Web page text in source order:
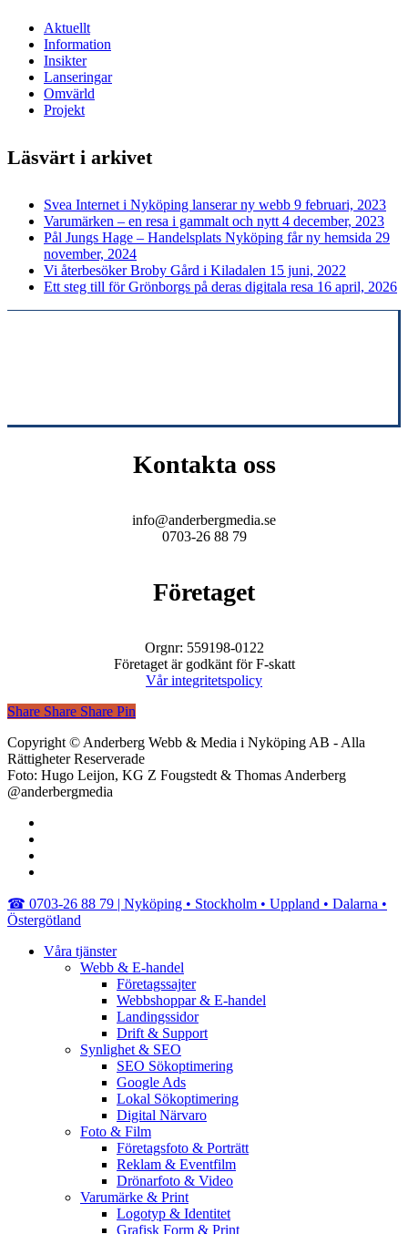
Aktuellt
Information
Insikter
Lanseringar
Omvärld
Projekt
Läsvärt i arkivet
Svea Internet i Nyköping lanserar ny webb 9 februari, 2023
Varumärken – en resa i gammalt och nytt 4 december, 2023
Pål Jungs Hage – Handelsplats Nyköping får ny hemsida 29
november, 2024
Vi återbesöker Broby Gård i Kiladalen 15 juni, 2022
Ett steg till för Grönborgs på deras digitala resa 16 april, 2026
Kontakta oss
info@anderbergmedia.se
0703-26 88 79
Företaget
Orgnr: 559198-0122
Företaget är godkänt för F-skatt
Vår integritetspolicy
Share
Share Share Share Pin
Copyright © Anderberg Webb & Media i Nyköping AB - Alla
Rättigheter Reserverade
Foto: Hugo Leijon, KG Z Fougstedt & Thomas Anderberg
@anderbergmedia
Close
Menu
☎︎ 0703-26 88 79 | Nyköping • Stockholm • Uppland • Dalarna •
Östergötland
Våra tjänster
Webb & E-handel
Företagssajter
Webbshoppar & E-handel
Landingssidor
Drift & Support
Synlighet & SEO
SEO Sökoptimering
Google Ads
Lokal Sökoptimering
Digital Närvaro
Foto & Film
Företagsfoto & Porträtt
Reklam & Eventfilm
Drönarfoto & Video
Varumärke & Print
Logotyp & Identitet
Grafisk Form & Print